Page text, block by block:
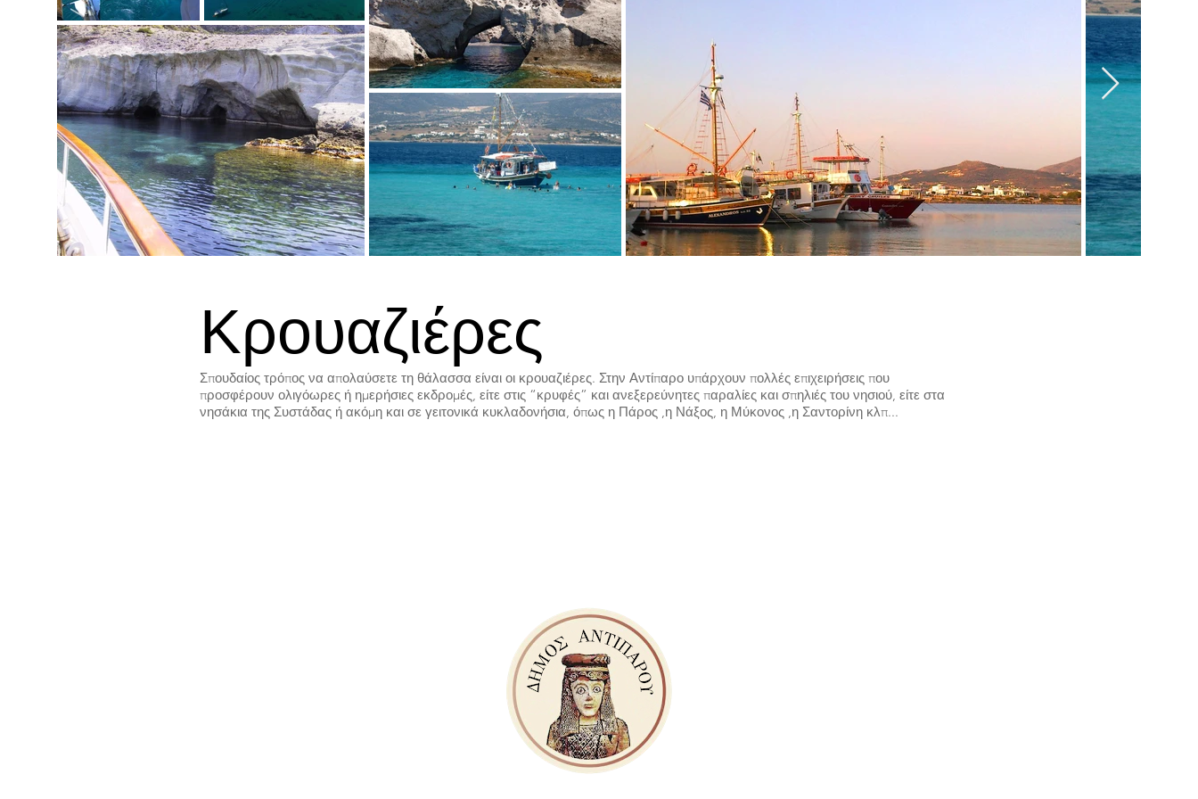
Κρουαζιέρες
Σπουδαίος τρόπος να απολαύσετε τη θάλασσα είναι οι κρουαζιέρες. Στην Αντίπαρο υπάρχουν πολλές επιχειρήσεις που
προσφέρουν ολιγόωρες ή ημερήσιες εκδρομές, είτε στις “κρυφές” και ανεξερεύνητες παραλίες και σπηλιές του νησιού, είτε στα
νησάκια της Συστάδας ή ακόμη και σε γειτονικά κυκλαδονήσια, όπως η Πάρος ,η Νάξος, η Μύκονος ,η Σαντορίνη κλπ...